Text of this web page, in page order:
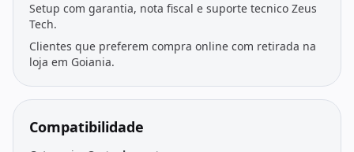
Setup com garantia, nota fiscal e suporte tecnico Zeus
Tech.
Clientes que preferem compra online com retirada na
loja em Goiania.
Compatibilidade